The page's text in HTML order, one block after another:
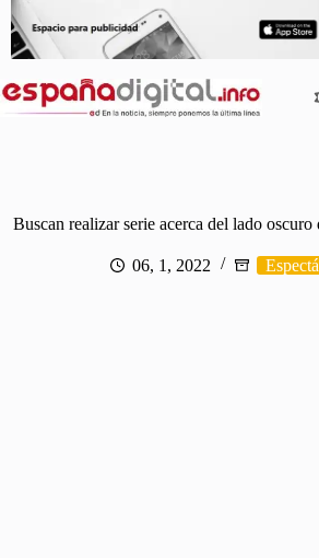
contenido
Buscan realizar serie acerca del lado
06, 1, 2022